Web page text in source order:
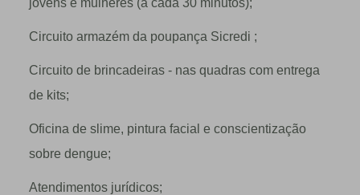
Circuito armazém da poupança Sicredi ;
Circuito de brincadeiras - nas quadras com entrega
de kits;
Oficina de slime, pintura facial e conscientização
sobre dengue;
Atendimentos jurídicos;